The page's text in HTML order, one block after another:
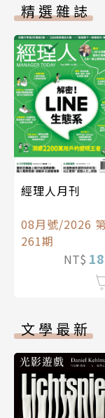
精選雜誌
經理人月刊
08月號/2026 第
261期
NT$
文學最新